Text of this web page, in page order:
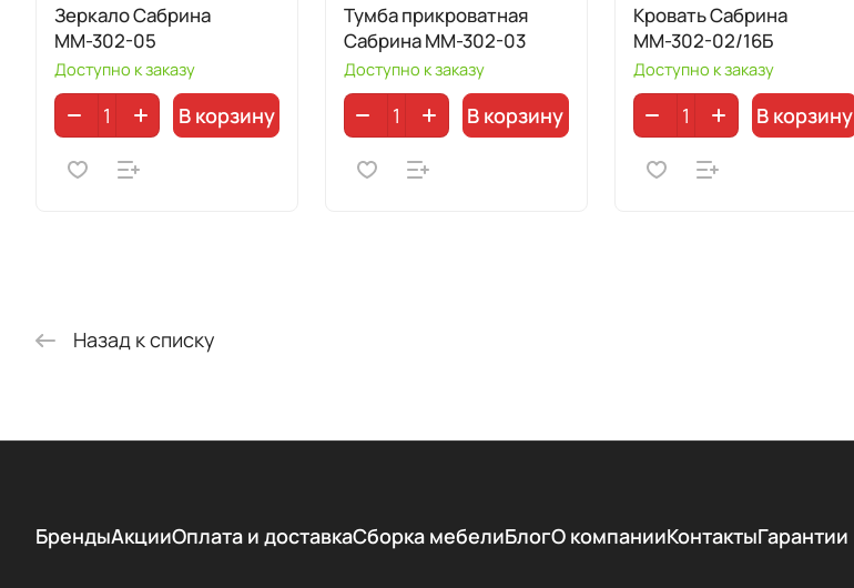
Зеркало Сабрина
ММ-302-05
Доступно к заказу
В корзину
Тумба прикроватная
Сабрина ММ-302-03
Доступно к заказу
В корзину
Кровать Сабрина
ММ-302-02/16Б
Доступно к заказу
В корзину
Назад к списку
БрендыАкцииОплата и доставкаСборка мебелиБлогО компанииКонтактыГарантии